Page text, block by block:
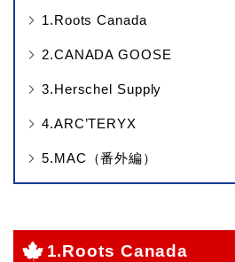
1.Roots Canada
2.CANADA GOOSE
3.Herschel Supply
4.ARC’TERYX
5.MAC（番外編）
1.Roots Canada